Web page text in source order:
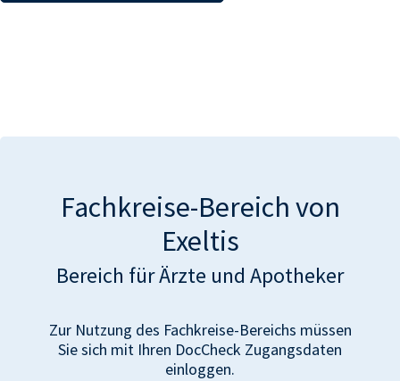
Fachkreise-Bereich von
Exeltis
Bereich für Ärzte und Apotheker
Zur Nutzung des Fachkreise-Bereichs müssen
Sie sich mit Ihren DocCheck Zugangsdaten
einloggen.